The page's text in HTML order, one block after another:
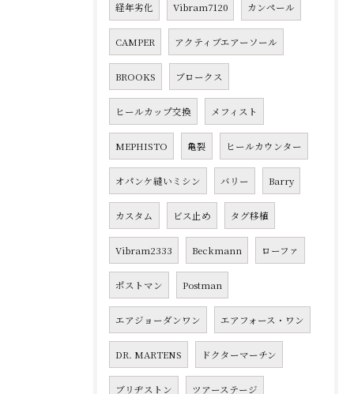
経年劣化 Vibram7120 カンペール
CAMPER アクティブエアーソール
BROOKS ブロークス
ヒールカップ交換 メフィスト
MEPHISTO 亀裂 ヒールカウンター
オパンケ縫いミシン バリー Barry
カスタム ビス止め タグ移植
Vibram2333 Beckmann ローファ
ポストマン Postman
エアジョーダンワン エアフォース・ワン
DR. MARTENS ドクターマーチン
ブリヂストン ツアーステージ